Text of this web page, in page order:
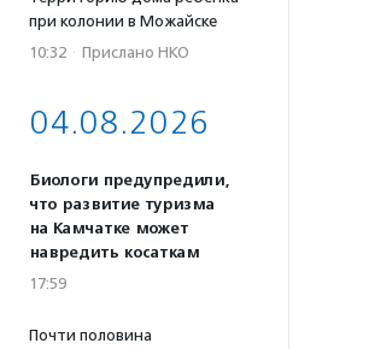
при колонии в Можайске
10:32 · Прислано НКО
04.08.2026
Биологи предупредили,
что развитие туризма
на Камчатке может
навредить косаткам
17:59
Почти половина